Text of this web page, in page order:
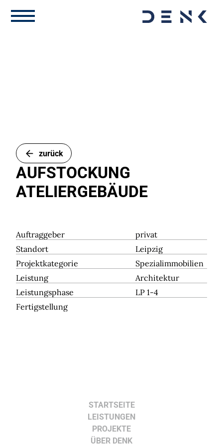
zurück
AUFSTOCKUNG
ATELIERGEBÄUDE
Auftraggeber
privat
Standort
Leipzig
Projektkategorie
Spezialimmobilien
Leistung
Architektur
Leistungsphase
LP 1-4
Fertigstellung
STARTSEITE
LEISTUNGEN
PROJEKTE
ÜBER DENK